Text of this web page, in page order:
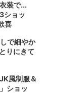
装で...
ショッ
喜
で細やか
りにきて
風制服＆
ショッ